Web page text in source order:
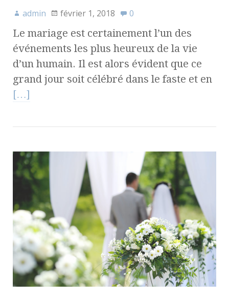
admin février 1, 2018 0
Le mariage est certainement l’un des
événements les plus heureux de la vie
d’un humain. Il est alors évident que ce
grand jour soit célébré dans le faste et en
[…]